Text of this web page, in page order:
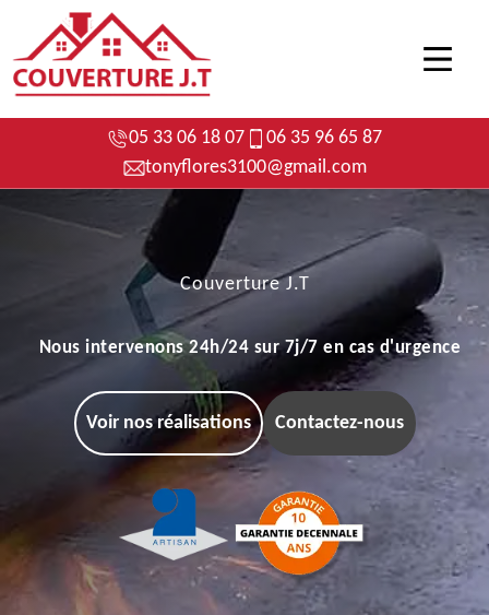
05 33 06 18 07
06 35 96 65 87
tonyflores3100@gmail.com
Couverture J.T
Nous intervenons 24h/24 sur 7j/7 en cas d'urgence
Voir nos réalisations Contactez-nous